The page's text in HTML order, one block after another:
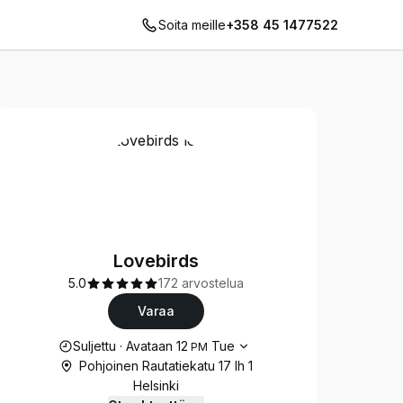
Soita meille+358 45 1477522
Lovebirds
5.0
172 arvostelua
Varaa
Aukioloajat
Suljettu ·Avataan 12 PM Tue
Pohjoinen Rautatiekatu 17 lh 1
Helsinki